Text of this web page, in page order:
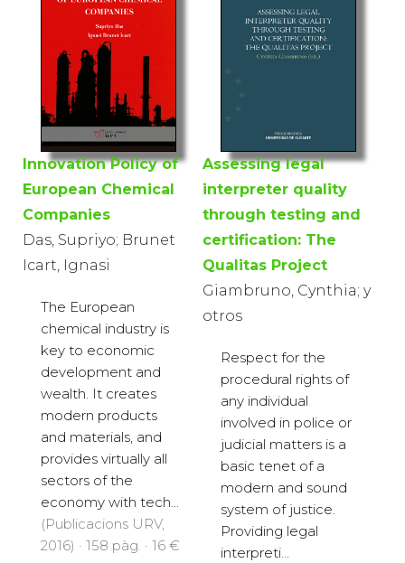
Innovation Policy of
European Chemical
Companies
Das, Supriyo; Brunet
Icart, Ignasi
The European
chemical industry is
key to economic
development and
wealth. It creates
modern products
and materials, and
provides virtually all
sectors of the
economy with tech...
(Publicacions URV,
2016) · 158 pàg. · 16 €
Assessing legal
interpreter quality
through testing and
certification: The
Qualitas Project
Giambruno, Cynthia; y
otros
Respect for the
procedural rights of
any individual
involved in police or
judicial matters is a
basic tenet of a
modern and sound
system of justice.
Providing legal
interpreti...